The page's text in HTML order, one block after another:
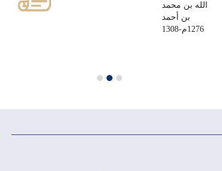
الله بن محمد
بن أحمد
1276م-1308